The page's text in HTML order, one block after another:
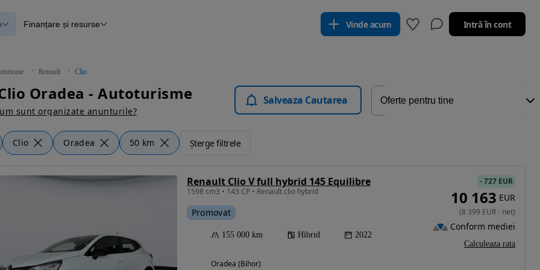
verificate
Blog Autovit.ro
Finanțare și resurse Vinde acum Intră în cont
Renault Clio
Oradea - Autoturisme
sunt organizate anunturile?
Salveaza Cautarea
Clio Oradea 50 km Șterge filtrele
Renault Clio V full hybrid 145 Equilibre
1598 cm3 • 143 CP • Renault clio hybrid
Promovat
155 000 km Hibrid 2022
Oradea (Bihor)
-727 EUR
10 163 EUR
(8 399 EUR- net)
Conform mediei
Calculeaza rata